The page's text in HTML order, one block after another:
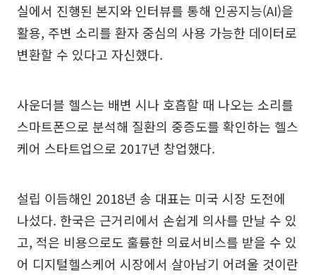
실에서 진행된 본지와 인터뷰를 통해 인공지능(AI)을
활용, 주변 소리를 환자 중심의 사용 가능한 데이터로
변환할 수 있다고 자신했다.
사운더블 헬스는 배변 시나 호흡할 때 나오는 소리를
스마트폰으로 분석해 질환의 중증도를 확인하는 헬스
케어 스타트업으로 2017년 창업했다.
설립 이듬해인 2018년 송 대표는 미국 시장 도전에
나섰다. 한국은 근거리에서 손쉽게 의사를 만날 수 있
고, 적은 비용으로도 훌륭한 의료서비스를 받을 수 있
어 디지털헬스케어 시장에서 살아남기 어려울 것이란